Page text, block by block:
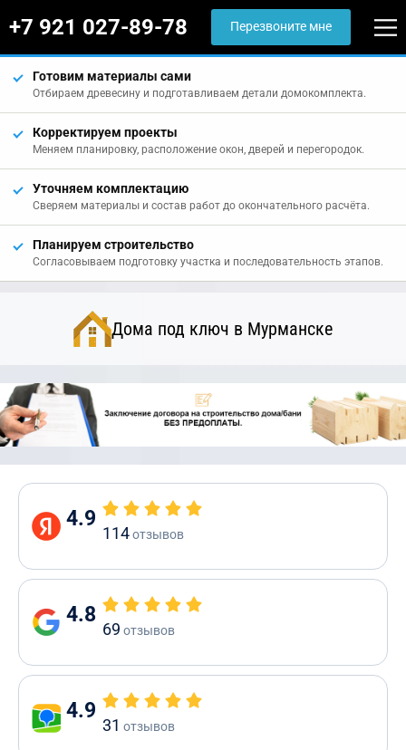
+7 921 027-89-78 Перезвоните мне
Готовим материалы сами
Отбираем древесину и подготавливаем детали домокомплекта.
Корректируем проекты
Меняем планировку, расположение окон, дверей и перегородок.
Уточняем комплектацию
Сверяем материалы и состав работ до окончательного расчёта.
Планируем строительство
Согласовываем подготовку участка и последовательность этапов.
Дома под ключ в Мурманске
4.9
114отзывов
4.8
69 отзывов
4.9
31 отзывов